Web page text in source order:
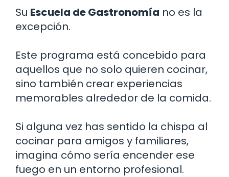
Su Escuela de Gastronomía no es la
excepción.
Este programa está concebido para
aquellos que no solo quieren cocinar,
sino también crear experiencias
memorables alrededor de la comida.
Si alguna vez has sentido la chispa al
cocinar para amigos y familiares,
imagina cómo sería encender ese
fuego en un entorno profesional.